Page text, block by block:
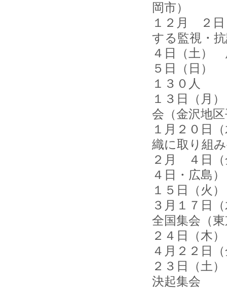
岡市）
１２月 ２日
する監視・
４日（土
５日（日
１３０人
１３日（月
会（金沢地
１月２０日
織に取り組
２月 ４日（
４日・広島）
１５日（火
３月１７日
全国集会（
２４日（
４月２２日
２３日（土
決起集会